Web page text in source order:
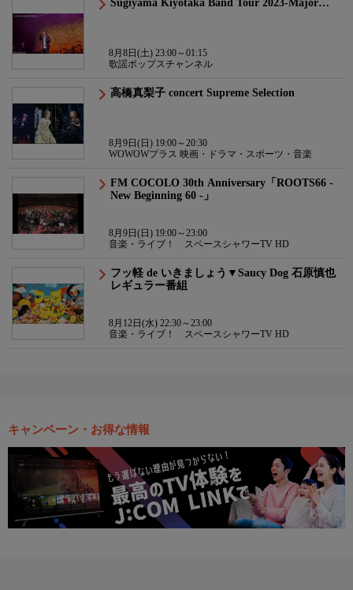
Sugiyama Kiyotaka Band Tour 2023-Major…
8月8日(土) 23:00～01:15
歌謡ポップスチャンネル
高橋真梨子 concert Supreme Selection
8月9日(日) 19:00～20:30
WOWOWプラス 映画・ドラマ・スポーツ・音楽
FM COCOLO 30th Anniversary「ROOTS66 -
New Beginning 60 -」
8月9日(日) 19:00～23:00
音楽・ライブ！ スペースシャワーTV HD
フッ軽 de いきましょう▼Saucy Dog 石原慎也
レギュラー番組
8月12日(水) 22:30～23:00
音楽・ライブ！ スペースシャワーTV HD
キャンペーン・お得な情報